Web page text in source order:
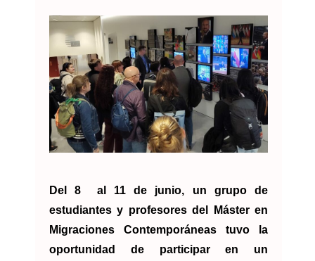
Del 8 al 11 de junio, un grupo de
estudiantes y profesores del Máster en
Migraciones Contemporáneas tuvo la
oportunidad de participar en un